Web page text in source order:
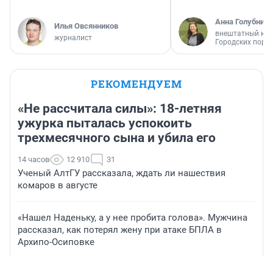
Илья Овсянников
журналист
Анна
внештатный
Городских
РЕКОМЕНДУЕМ
«Не рассчитала силы»: 18-летняя
ужурка пыталась успокоить
трехмесячного сына и убила его
14 часов 12 910 31
Ученый АлтГУ рассказала, ждать ли нашествия
комаров в августе
«Нашел Наденьку, а у нее пробита голова». Мужчина
рассказал, как потерял жену при атаке БПЛА в
Архипо-Осиповке